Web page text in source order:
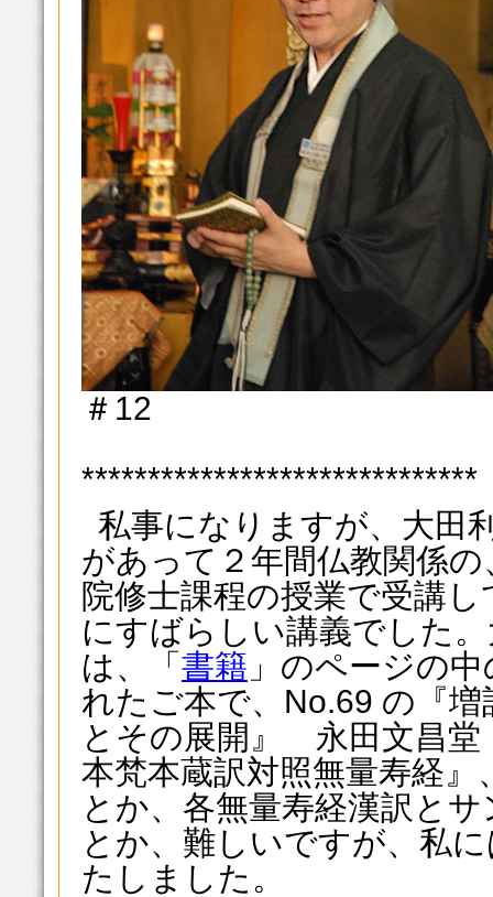
＃12
******************************
私事になりますが、大田
があって２年間仏教関係
院修士課程の授業で受講
にすばらしい講義でした
は、「 書籍 」のページの
れたご本で、No.69 の『
とその展開』 永田文昌堂
本梵本蔵訳対照無量寿経
とか、各無量寿経漢訳と
とか、難しいですが、私
たしました。